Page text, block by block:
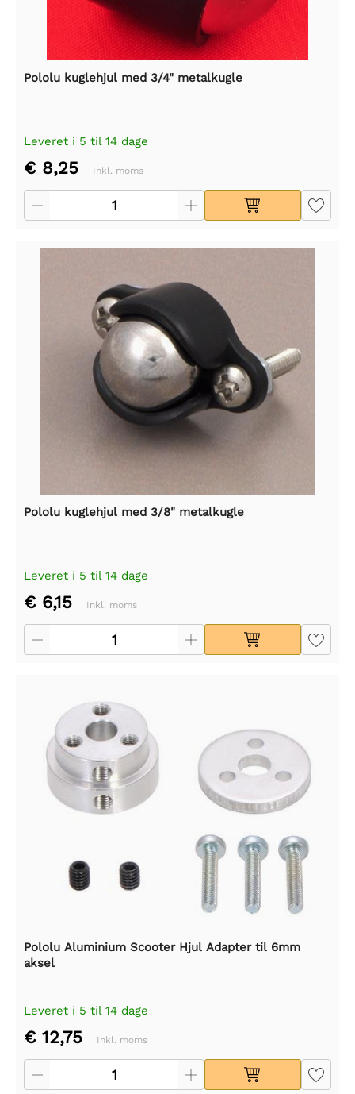
Pololu kuglehjul med 3/4" metalkugle
Leveret i 5 til 14 dage
€ 8,25 Inkl. moms
Pololu kuglehjul med 3/8" metalkugle
Leveret i 5 til 14 dage
€ 6,15 Inkl. moms
Pololu Aluminium Scooter Hjul Adapter til 6mm
aksel
Leveret i 5 til 14 dage
€ 12,75 Inkl. moms